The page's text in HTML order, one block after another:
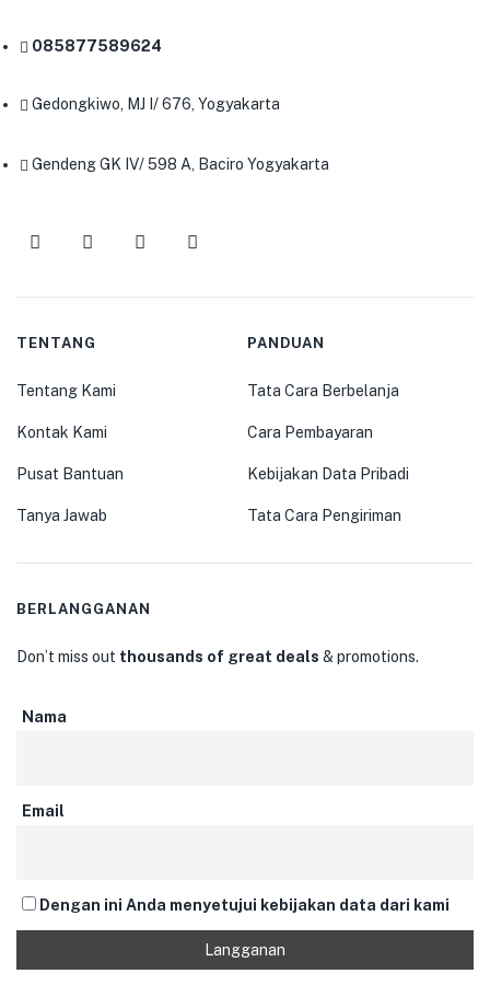
085877589624
Gedongkiwo, MJ I/ 676, Yogyakarta
Gendeng GK IV/ 598 A, Baciro Yogyakarta
TENTANG
Tentang Kami
Kontak Kami
Pusat Bantuan
Tanya Jawab
PANDUAN
Tata Cara Berbelanja
Cara Pembayaran
Kebijakan Data Pribadi
Tata Cara Pengiriman
BERLANGGANAN
Don’t miss out thousands of great deals & promotions.
Nama
Email
Dengan ini Anda menyetujui kebijakan data dari kami